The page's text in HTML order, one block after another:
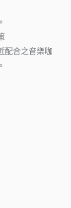
配合之音樂咖